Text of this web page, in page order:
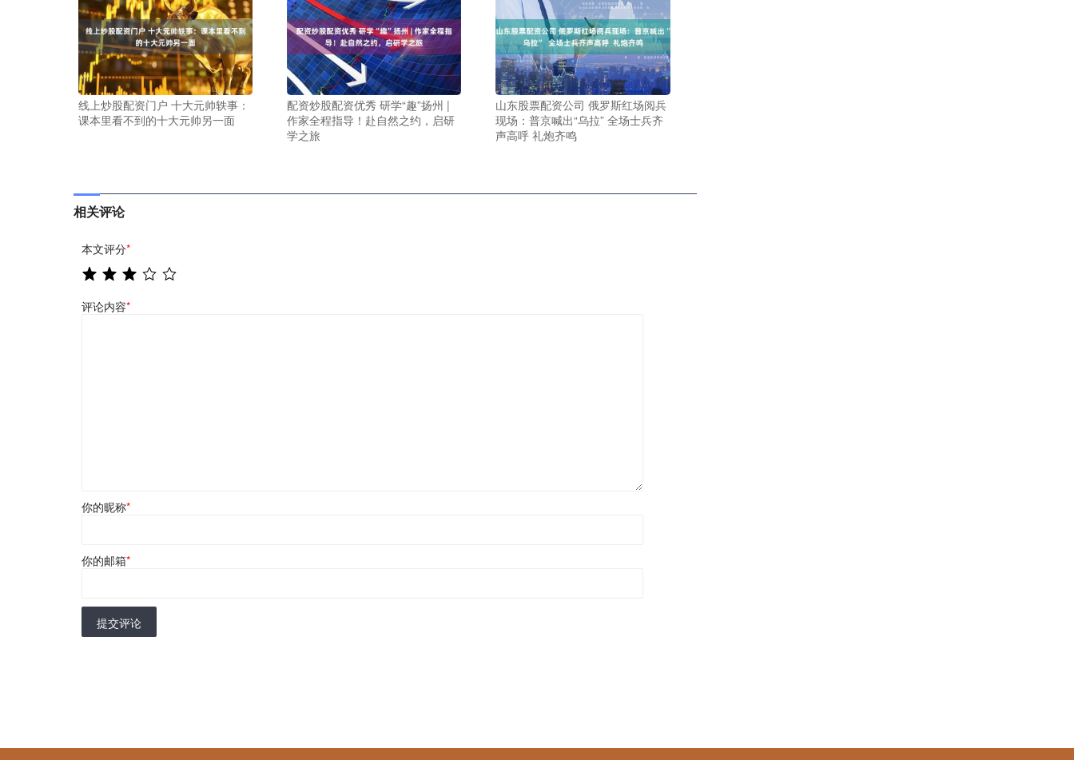
线上炒股配资门户 十大元帅轶事：
课本里看不到的十大元帅另一面
配资炒股配资优秀 研学“趣”扬州 |
作家全程指导！赴自然之约，启研
学之旅
山东股票配资公司 俄罗斯红场阅兵
现场：普京喊出“乌拉” 全场士兵齐
声高呼 礼炮齐鸣
相关评论
本文评分*
评论内容*
你的昵称*
你的邮箱*
提交评论